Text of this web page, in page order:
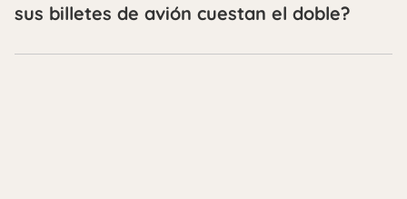
sus billetes de avión cuestan el doble?